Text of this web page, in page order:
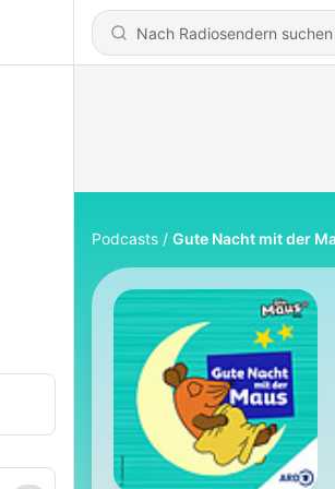
Podcasts Gute Nacht mit der